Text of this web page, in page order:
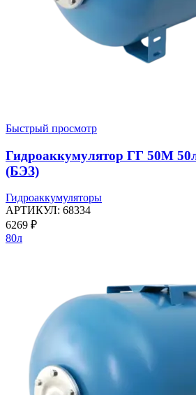
Быстрый просмотр
Гидроаккумулятор ГГ 50М
(БЭЗ)
Гидроаккумуляторы
АРТИКУЛ: 68334
6269 ₽
80л